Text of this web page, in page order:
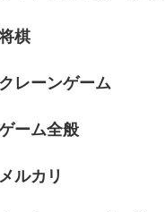
棋
クレーンゲーム
ーム全般
メルカリ